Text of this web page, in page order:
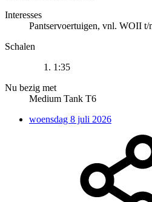
Interesses
Pantservoertuigen, vnl. WOII
Schalen
1:35
Nu bezig met
Medium Tank T6
woensdag 8 juli 2026